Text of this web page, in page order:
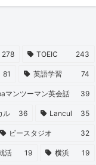
278 TOEIC 243
81 英語学習 74
マンツーマン英会話 39
ル 36 Lancul 35
ビースタジオ 32
活 19 横浜 19